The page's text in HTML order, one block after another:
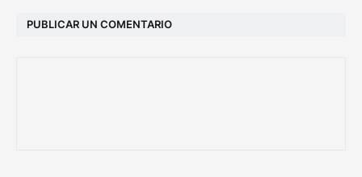
PUBLICAR UN COMENTARIO